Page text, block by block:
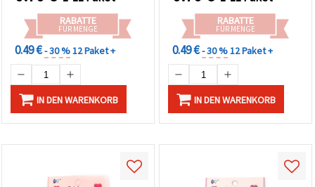
RABATTE
FÜR MENGE
0.49 €- 30 %12 Paket +
IN DEN WARENKORB
RABATTE
FÜR MENGE
0.49 €- 30 %12 Paket +
IN DEN WARENKORB